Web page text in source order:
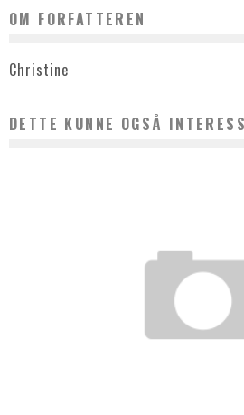
OM FORFATTEREN
Christine
DETTE KUNNE OGSÅ